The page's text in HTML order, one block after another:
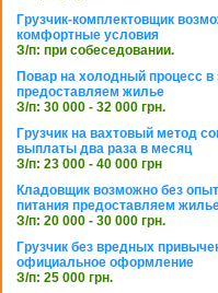
Грузчик-комплектовщик
комфортные условия
З/п: при собеседовании.
Повар на холодный процесс
предоставляем жилье
З/п: 30 000 - 32 000 грн.
Грузчик на вахтовый метод
выплаты два раза в месяц
З/п: 23 000 - 40 000 грн
Кладовщик возможно без
питания предоставляем
З/п: 20 000 - 30 000 грн.
Грузчик без вредных
официальное оформление
З/п: 25 000 грн.